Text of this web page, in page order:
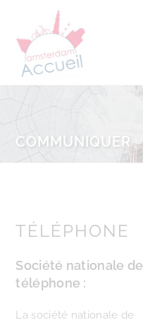
COMMUNIQUER
TÉLÉPHONE
Société nationale de
téléphone :
La société nationale de